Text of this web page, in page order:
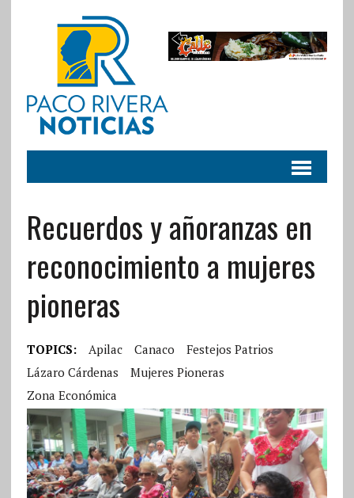
Recuerdos y añoranzas en
reconocimiento a mujeres
pioneras
TOPICS: Apilac Canaco
Festejos Patrios
Lázaro Cárdenas
Mujeres Pioneras
Zona Económica